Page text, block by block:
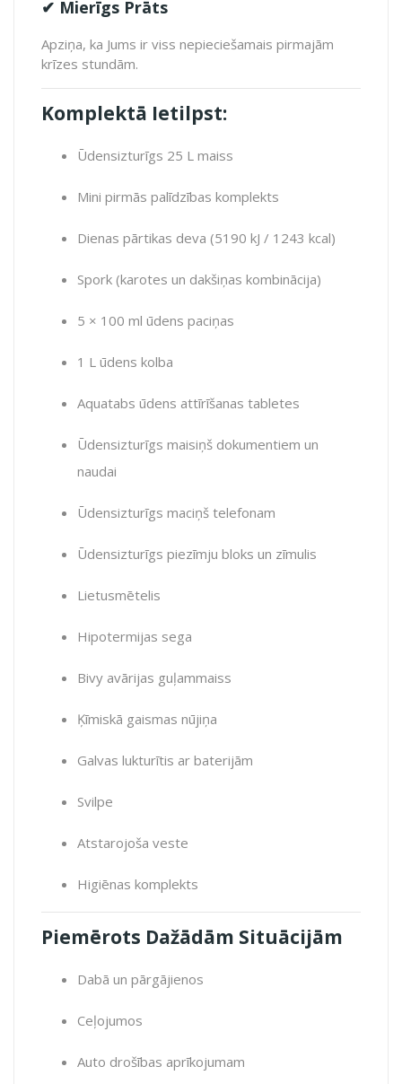
✔ Mierīgs Prāts
Apziņa, ka Jums ir viss nepieciešamais pirmajām
krīzes stundām.
Komplektā Ietilpst:
Ūdensizturīgs 25 L maiss
Mini pirmās palīdzības komplekts
Dienas pārtikas deva (5190 kJ / 1243 kcal)
Spork (karotes un dakšiņas kombinācija)
5 × 100 ml ūdens paciņas
1 L ūdens kolba
Aquatabs ūdens attīrīšanas tabletes
Ūdensizturīgs maisiņš dokumentiem un
naudai
Ūdensizturīgs maciņš telefonam
Ūdensizturīgs piezīmju bloks un zīmulis
Lietusmētelis
Hipotermijas sega
Bivy avārijas guļammaiss
Ķīmiskā gaismas nūjiņa
Galvas lukturītis ar baterijām
Svilpe
Atstarojoša veste
Higiēnas komplekts
Piemērots Dažādām Situācijām
Dabā un pārgājienos
Ceļojumos
Auto drošības aprīkojumam